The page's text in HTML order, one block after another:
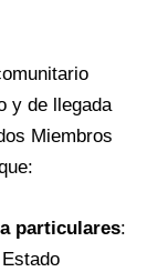
y de llegada
Miembros
particulares: